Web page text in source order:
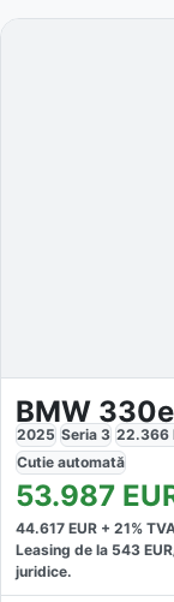
BMW
2025 Seria 3 22.366
Cutie automată
53.987
44.617 EUR + 21%
Leasing de la 543
juridice.